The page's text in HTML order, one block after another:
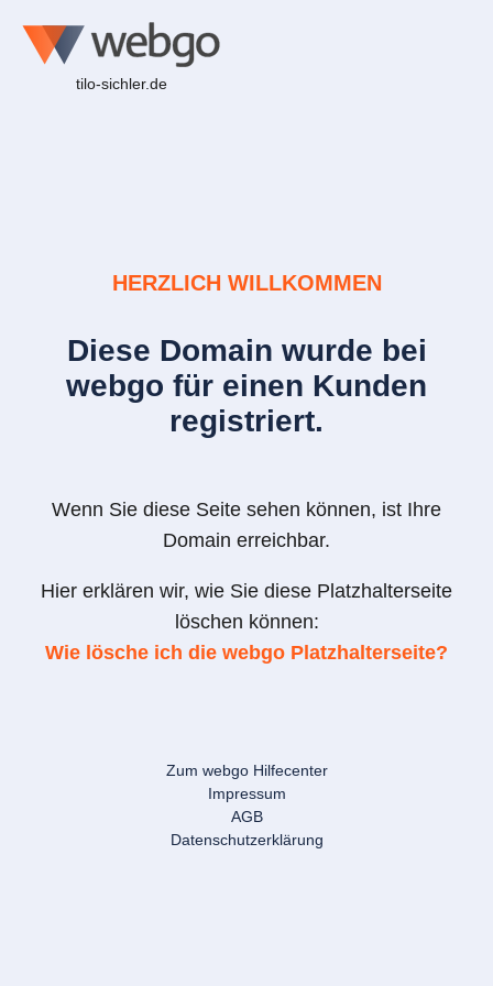
tilo-sichler.de
HERZLICH WILLKOMMEN
Diese Domain wurde bei
webgo für einen Kunden
registriert.
Wenn Sie diese Seite sehen können, ist Ihre
Domain erreichbar.
Hier erklären wir, wie Sie diese Platzhalterseite
löschen können:
Wie lösche ich die webgo Platzhalterseite?
Zum webgo Hilfecenter
Impressum
AGB
Datenschutzerklärung